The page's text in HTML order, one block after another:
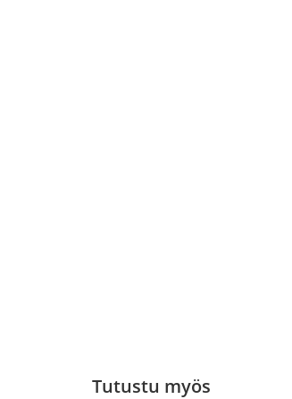
Tutustu myös